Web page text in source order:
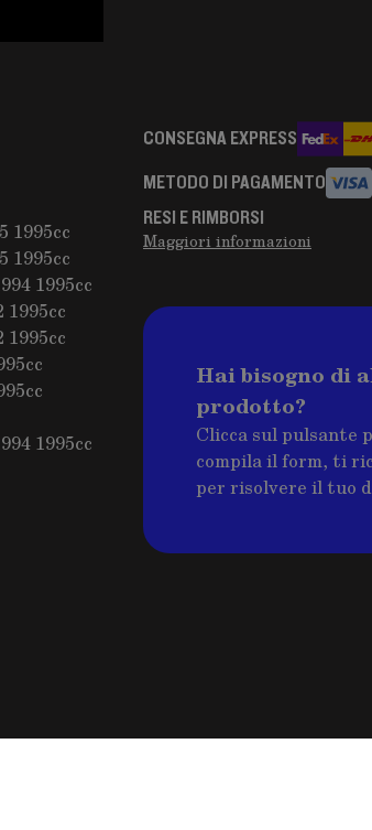
1995cc
1995cc
1995cc
1995cc
CONSEGNA EXPRESS
METODO DI PAGAMENTO
RESI E RIMBORSI
Maggiori informazioni
Hai bisogno di
prodotto?
Clicca sul pulsante
compila il form, ti
per risolvere il tuo